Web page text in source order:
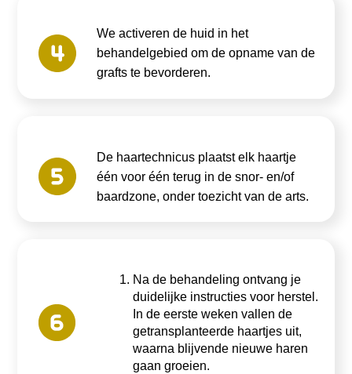
We activeren de huid in het
behandelgebied om de opname van de
grafts te bevorderen.
De haartechnicus plaatst elk haartje
één voor één terug in de snor- en/of
baardzone, onder toezicht van de arts.
Na de behandeling ontvang je
duidelijke instructies voor herstel.
In de eerste weken vallen de
getransplanteerde haartjes uit,
waarna blijvende nieuwe haren
gaan groeien.